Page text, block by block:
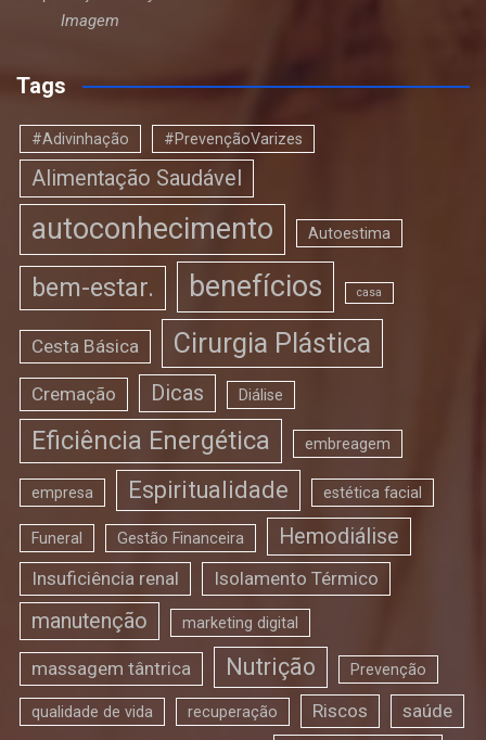
Imagem
Tags
#Adivinhação #PrevençãoVarizes
Alimentação Saudável
autoconhecimento Autoestima
bem-estar. benefícios casa
Cesta Básica Cirurgia Plástica
Cremação Dicas Diálise
Eficiência Energética embreagem
empresa Espiritualidade estética facial
Funeral Gestão Financeira Hemodiálise
Insuficiência renal Isolamento Térmico
manutenção marketing digital
massagem tântrica Nutrição Prevenção
qualidade de vida recuperação Riscos saúde